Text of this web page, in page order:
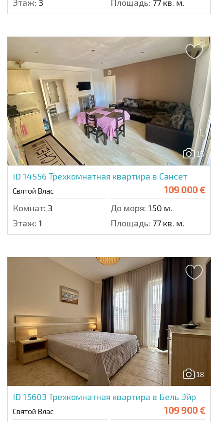
Этаж: 3 Площадь: 77 кв. м.
15
ID 14556 Трехкомнатная квартира в Сансет
Святой Влас 109 000 €
Комнат: 3 До моря: 150 м.
Этаж: 1 Площадь: 77 кв. м.
18
ID 15603 Трехкомнатная квартира в Бель Эйр
Святой Влас 109 900 €